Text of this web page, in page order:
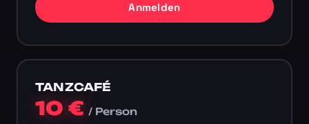
Anmelden
TANZCAFÉ
10 €/ Person